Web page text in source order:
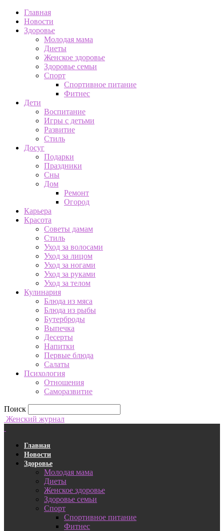
Главная
Новости
Здоровье
Молодая мама
Диеты
Женское здоровье
Здоровье семьи
Спорт
Спортивное питание
Фитнес
Дети
Воспитание
Игры с детьми
Развитие
Стиль
Досуг
Подарки
Праздники
Сны
Дом
Ремонт
Огород
Карьера
Красота
Советы дамам
Стиль
Уход за волосами
Уход за лицом
Уход за ногами
Уход за руками
Уход за телом
Кулинария
Блюда из мяса
Блюда из рыбы
Бутерброды
Выпечка
Десерты
Напитки
Первые блюда
Салаты
Психология
Отношения
Саморазвитие
Поиск
Женский журнал
Главная
Новости
Здоровье
Молодая мама
Диеты
Женское здоровье
Здоровье семьи
Спорт
Спортивное питание
Фитнес